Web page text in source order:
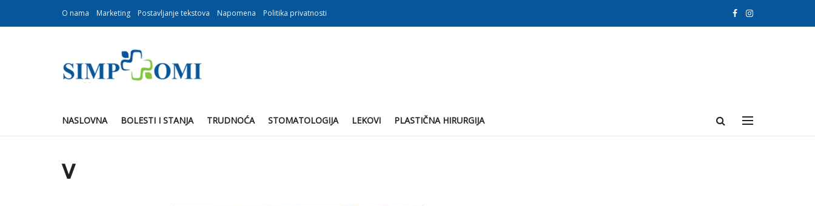
O nama Marketing Postavljanje tekstova Napomena Politika privatnosti
NASLOVNA BOLESTI I STANJA TRUDNOĆA STOMATOLOGIJA LEKOVI PLASTIČNA HIRURGIJA
v